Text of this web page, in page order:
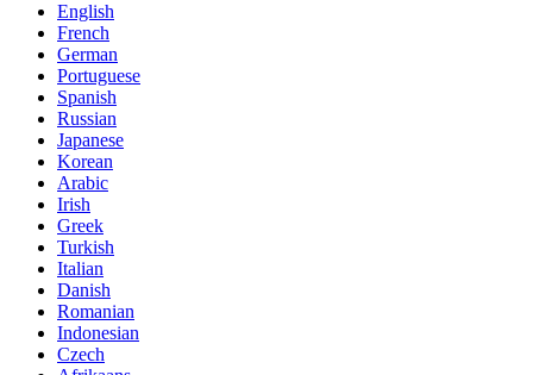
English
French
German
Portuguese
Spanish
Russian
Japanese
Korean
Arabic
Irish
Greek
Turkish
Italian
Danish
Romanian
Indonesian
Czech